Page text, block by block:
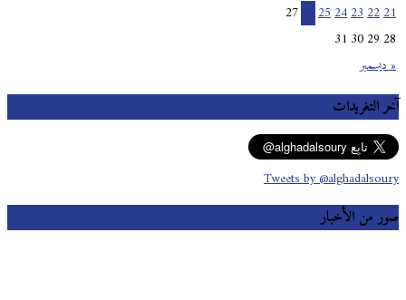
« ديسمبر
21
22
23
24
25
26
27
28
29
30
31
آخر التغريدات
Tweets by @alghadalsoury
صور من الأخبار